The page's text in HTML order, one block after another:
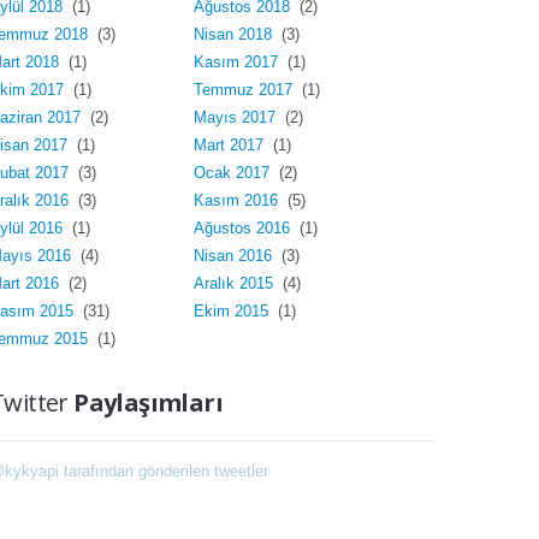
2018 (1) Ağustos 2018 (2)
2018 (3) Nisan 2018 (3)
2018 (1) Kasım 2017 (1)
2017 (1) Temmuz 2017 (1)
2017 (2) Mayıs 2017 (2)
2017 (1) Mart 2017 (1)
2017 (3) Ocak 2017 (2)
2016 (3) Kasım 2016 (5)
2016 (1) Ağustos 2016 (1)
2016 (4) Nisan 2016 (3)
2016 (2) Aralık 2015 (4)
2015 (31) Ekim 2015 (1)
2015 (1)
Paylaşımları
tarafından gönderilen tweetler